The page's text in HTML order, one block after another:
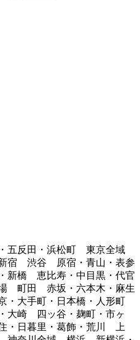
五反田・浜松町 東京全域
宿 渋谷 原宿・青山・表参
新橋 恵比寿・中目黒・代官
町田 赤坂・六本木・麻生
・大手町・日本橋・人形町
大崎 四ッ谷・麹町・市ヶ
・日暮里・葛飾・荒川 上